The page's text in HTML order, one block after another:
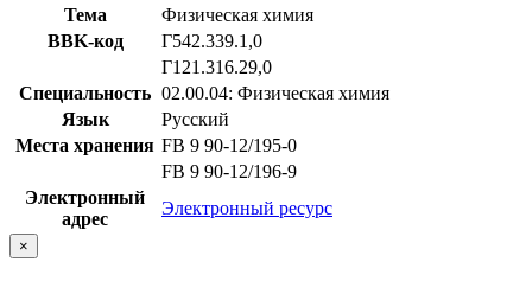
Тема
Физическая химия
BBK-код
Г542.339.1,0
Г121.316.29,0
Специальность 02.00.04: Физическая химия
Язык
Русский
Места хранения FB 9 90-12/195-0
FB 9 90-12/196-9
Электронный
адрес
Электронный ресурс
×